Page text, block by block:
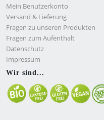
Mein Benutzerkonto
Versand & Lieferung
Fragen zu unseren Produkten
Fragen zum Aufenthalt
Datenschutz
Impressum
Wir sind...